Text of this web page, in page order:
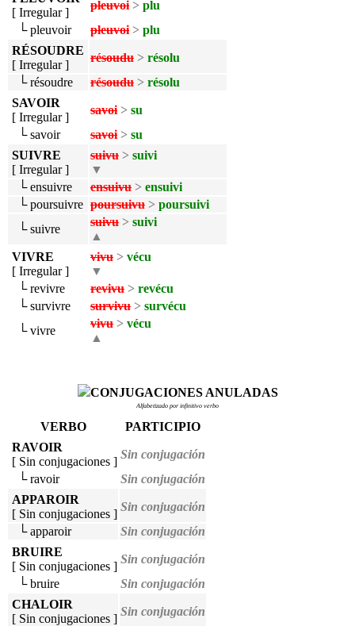
[ Irregular ]
pleuvoi > plu
└ pleuvoir
pleuvoi > plu
RÉSOUDRE
[ Irregular ]
résoudu > résolu
└ résoudre
résoudu > résolu
SAVOIR
[ Irregular ]
savoi > su
└ savoir
savoi > su
SUIVRE
[ Irregular ]
suivu > suivi
▼
└ ensuivre
ensuivu > ensuivi
└ poursuivre poursuivu > poursuivi
└ suivre
suivu > suivi
▲
VIVRE
[ Irregular ]
vivu > vécu
▼
└ revivre
revivu > revécu
└ survivre
survivu > survécu
└ vivre
vivu > vécu
▲
CONJUGACIONES ANULADAS
Alfabetizado por infinitivo verbo
VERBO
PARTICIPIO
RAVOIR
[ Sin conjugaciones ]
Sin conjugación
└ ravoir
Sin conjugación
APPAROIR
[ Sin conjugaciones ]
Sin conjugación
└ apparoir
Sin conjugación
BRUIRE
[ Sin conjugaciones ]
Sin conjugación
└ bruire
Sin conjugación
CHALOIR
[ Sin conjugaciones ]
Sin conjugación